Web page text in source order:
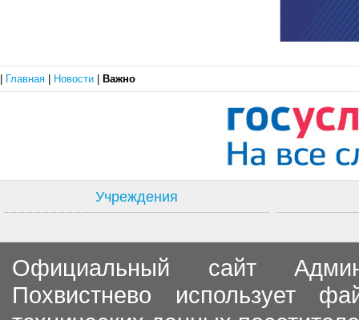
Главная Новости Важно
Учреждения
Официальный сайт
Похвистнево использует